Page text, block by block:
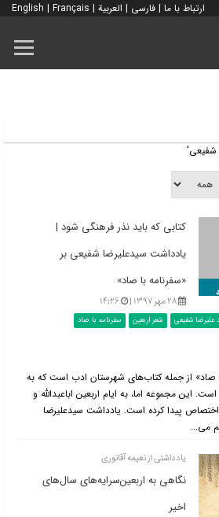
ارتباط با ما | فارسی | العربية |
English | Français
شفیعی'
کتابی که باید نذر فرهنگی شود |
یادداشت سیدعلیرضا شفیعی بر
«سفرنامه با صاد»
۲۸ مهر ۱۳۹۷ | ۱۴:۲۶
علیرضا شفیعی شعر اربعین
سفرنامه با صاد
صاد» از جمله کتاب‌های شهرستان ادب است که به
این مجموعه اما، به ایام اربعین اباعبدالله و
اختصاص پیدا کرده است. یادداشت سیدعلیرضا
می‌...
یادداشتی از نعیمه آقانوری
نگاهی به اربعین‌سرایه‌های سال‌های
اخیر